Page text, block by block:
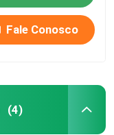
Fale Conosco
(4)